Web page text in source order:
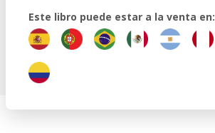
Este libro puede estar a la venta en: